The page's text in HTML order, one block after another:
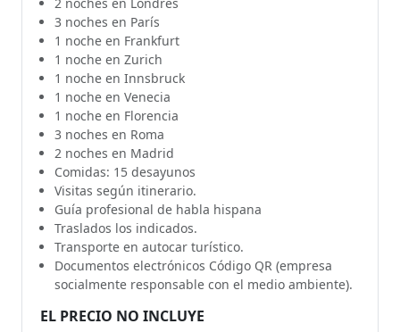
3 noches en París
1 noche en Frankfurt
1 noche en Zurich
1 noche en Innsbruck
1 noche en Venecia
1 noche en Florencia
3 noches en Roma
2 noches en Madrid
Comidas: 15 desayunos
Visitas según itinerario.
Guía profesional de habla hispana
Traslados los indicados.
Transporte en autocar turístico.
Documentos electrónicos Código QR (empresa
socialmente responsable con el medio ambiente).
EL PRECIO NO INCLUYE